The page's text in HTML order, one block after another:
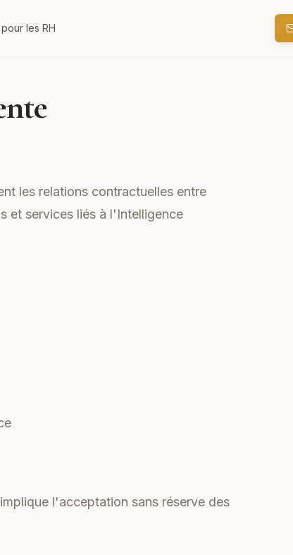
pour les RH
les relations contractuelles entre
et services liés à l'Intelligence
l'acceptation sans réserve des